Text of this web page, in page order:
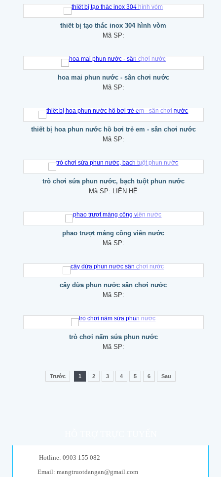
thiết bị tạo thác inox 304 hình vòm
Mã SP:
hoa mai phun nước - sân chơi nước
Mã SP:
thiết bị hoa phun nước hồ bơi trẻ em - sân chơi nước
Mã SP:
trò chơi sứa phun nước, bạch tuột phun nước
Mã SP: LIÊN HỆ
phao trượt máng công viên nước
Mã SP:
cây dừa phun nước sân chơi nước
Mã SP:
trò chơi nấm sứa phun nước
Mã SP:
Trước 1 2 3 4 5 6 Sau
Hotline: 0903 155 082
Email: mangtruotdangan@gmail.com